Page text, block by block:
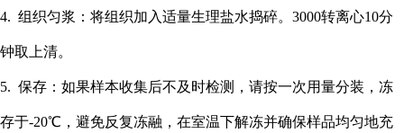
4. 组织匀浆：将组织加入适量生理盐水捣碎。3000转离心10分
钟取上清。
5. 保存：如果样本收集后不及时检测，请按一次用量分装，冻
存于-20℃，避免反复冻融，在室温下解冻并确保样品均匀地充